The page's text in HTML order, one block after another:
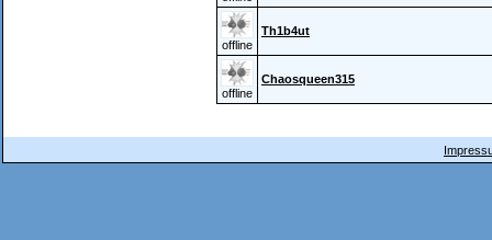
offline
Th1b4ut
offline
Chaosqueen315